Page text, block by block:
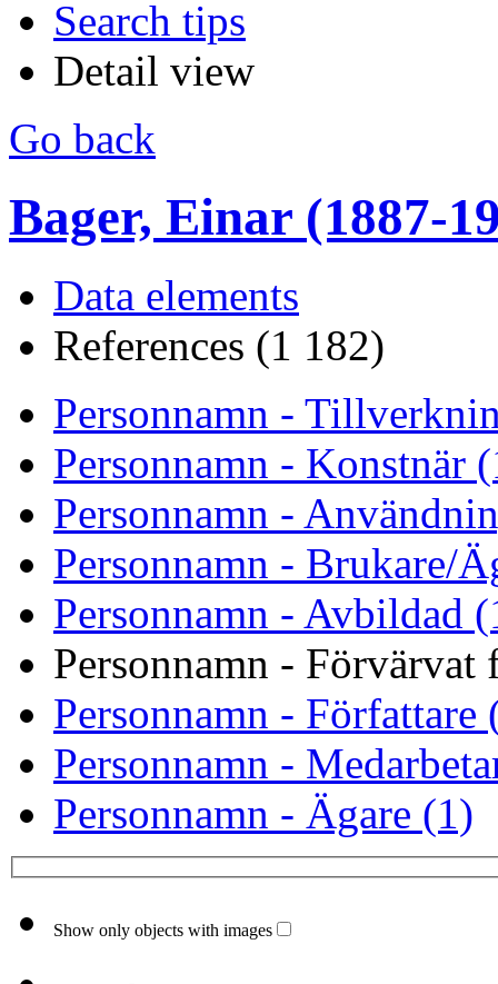
Search tips
Detail view
Go back
Bager, Einar (1887-
Data elements
References (1 182)
Personnamn -
Personnamn - Konstnär
Personnamn -
Personnamn - Brukare/
Personnamn - Avbildad
Personnamn - Förvärvat
Personnamn - Författare
Personnamn -
Personnamn - Ägare (1)
Show only objects with images